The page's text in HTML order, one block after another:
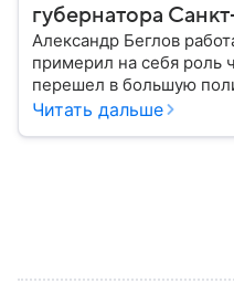
губернатора
Александр Беглов
примерил на себя роль
перешел в большую
биографии губернатора
Читать дальше